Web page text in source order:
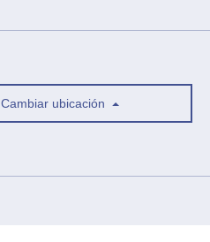
Cambiar ubicación